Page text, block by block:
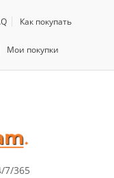
Как покупать
Мои покупки
7/365